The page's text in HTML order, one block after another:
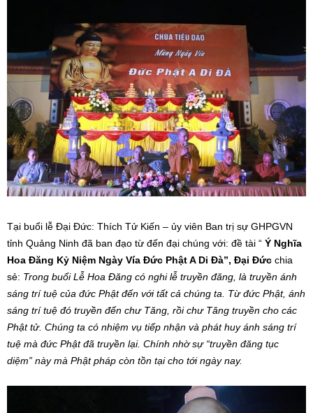
Tại buổi lễ Đại Đức: Thích Tử Kiến – ủy viên Ban trị sự GHPGVN
tỉnh Quảng Ninh đã ban đạo từ đến đại chúng với: đề tài “ Ý Nghĩa
Hoa Đăng Kỷ Niệm Ngày Vía Đức Phật A Di Đà”, Đại Đức chia
sẻ: Trong buổi Lễ Hoa Đăng có nghi lễ truyền đăng, là truyền ánh
sáng trí tuệ của đức Phật đến với tất cả chúng ta. Từ đức Phật, ánh
sáng trí tuệ đó truyền đến chư Tăng, rồi chư Tăng truyền cho các
Phật tử. Chúng ta có nhiệm vụ tiếp nhận và phát huy ánh sáng trí
tuệ mà đức Phật đã truyền lại. Chính nhờ sự “truyền đăng tục
diệm” này mà Phật pháp còn tồn tại cho tới ngày nay.